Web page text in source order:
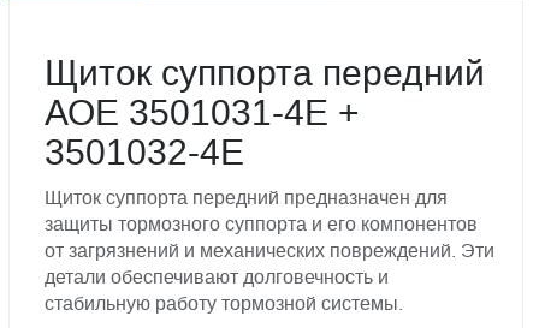
Щиток суппорта передний
АОЕ 3501031-4E +
3501032-4E
Щиток суппорта передний предназначен для
защиты тормозного суппорта и его компонентов
от загрязнений и механических повреждений. Эти
детали обеспечивают долговечность и
стабильную работу тормозной системы.